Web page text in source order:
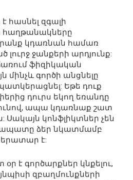
է հասնել զգալի
հաղթանակները
կդառնան համառ
ջանքերի արդյունք:
ֆիզիկական
գործի անցնելը
Եթե դուք
դուրս եկող եռանդը
ապա կդառնաք շատ
Սակայն կոնֆլիկտներ չեն
ձեր նկատմամբ
է:
է գործարքներ կնքելու,
զբաղմունքների